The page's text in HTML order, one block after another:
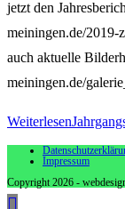
jetzt den
meiningen.de/2019-
auch aktuelle
meiningen.de/
Weiterlesen
Impressum
Copyright 2026 -